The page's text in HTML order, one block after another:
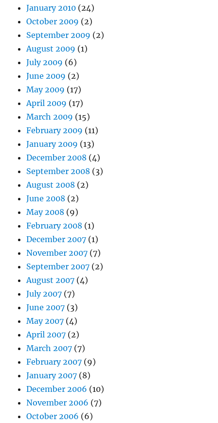
January 2010 (24)
October 2009 (2)
September 2009 (2)
August 2009 (1)
July 2009 (6)
June 2009 (2)
May 2009 (17)
April 2009 (17)
March 2009 (15)
February 2009 (11)
January 2009 (13)
December 2008 (4)
September 2008 (3)
August 2008 (2)
June 2008 (2)
May 2008 (9)
February 2008 (1)
December 2007 (1)
November 2007 (7)
September 2007 (2)
August 2007 (4)
July 2007 (7)
June 2007 (3)
May 2007 (4)
April 2007 (2)
March 2007 (7)
February 2007 (9)
January 2007 (8)
December 2006 (10)
November 2006 (7)
October 2006 (6)